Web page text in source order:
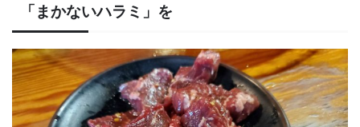
「まかないハラミ」を